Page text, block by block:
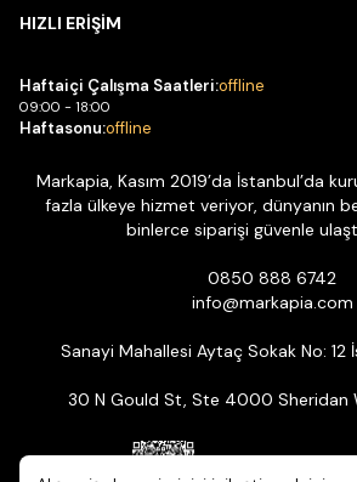
HIZLI ERİŞİM
Haftaiçi Çalışma Saatleri:offline
09:00 - 18:00
Haftasonu:offline
Markapia, Kasım 2019’da İstanbul’da
fazla ülkeye hizmet veriyor, dünyanın
binlerce siparişi güvenle
0850 888 6742
info@markapia.com
Sanayi Mahallesi Aytaç Sokak No: 12
30 N Gould St, Ste 4000 Sheridan